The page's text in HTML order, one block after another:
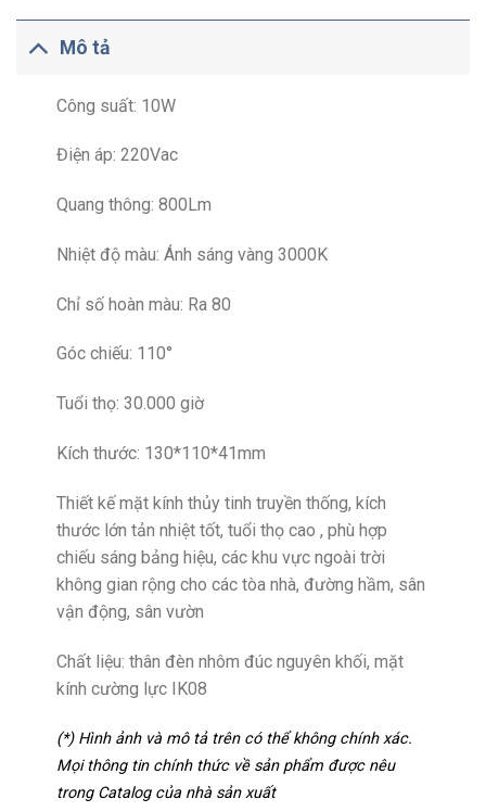
Mô tả
Công suất: 10W
Điện áp: 220Vac
Quang thông: 800Lm
Nhiệt độ màu: Ánh sáng vàng 3000K
Chỉ số hoàn màu: Ra 80
Góc chiếu: 110°
Tuổi thọ: 30.000 giờ
Kích thước: 130*110*41mm
Thiết kế mặt kính thủy tinh truyền thống, kích
thước lớn tản nhiệt tốt, tuổi thọ cao , phù hợp
chiếu sáng bảng hiệu, các khu vực ngoài trời
không gian rộng cho các tòa nhà, đường hầm, sân
vận động, sân vườn
Chất liệu: thân đèn nhôm đúc nguyên khối, mặt
kính cường lực IK08
(*) Hình ảnh và mô tả trên có thể không chính xác.
Mọi thông tin chính thức về sản phẩm được nêu
trong Catalog của nhà sản xuất